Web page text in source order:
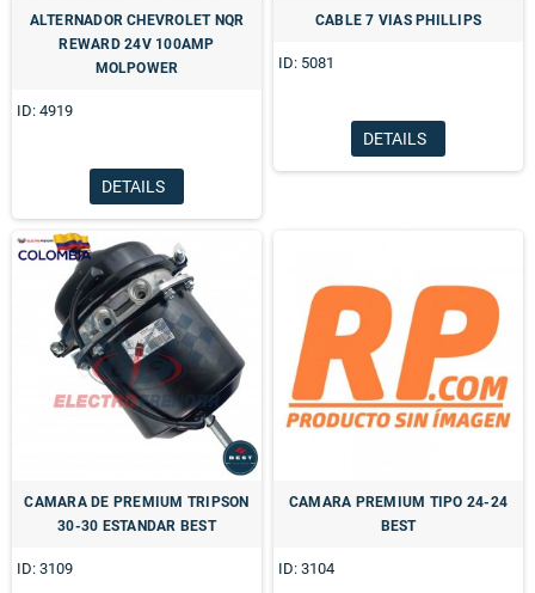
ALTERNADOR CHEVROLET NQR
REWARD 24V 100AMP
MOLPOWER
ID: 4919
DETAILS
CABLE 7 VIAS PHILLIPS
ID: 5081
DETAILS
CAMARA DE PREMIUM TRIPSON
30-30 ESTANDAR BEST
ID: 3109
CAMARA PREMIUM TIPO 24-24
BEST
ID: 3104